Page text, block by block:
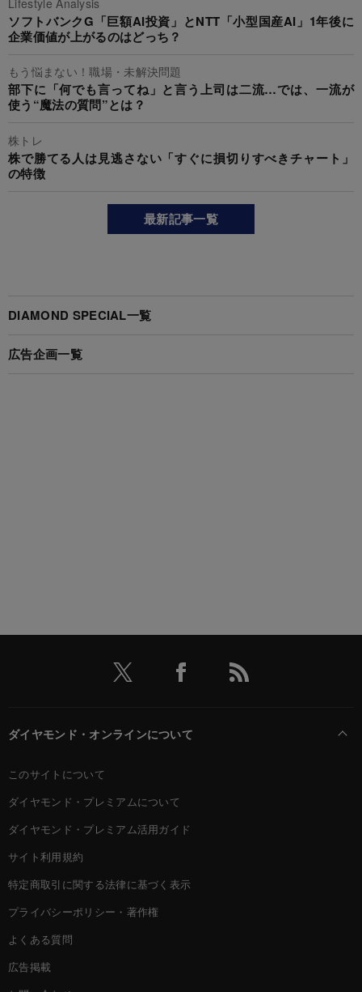
ソフトバンクG「巨額AI投資」とNTT「小型国産AI」1年後に
企業価値が上がるのはどっち？
もう悩まない！職場・未解決問題
部下に「何でも言ってね」と言う上司は二流…では、一流が
使う“魔法の質問”とは？
株トレ
株で勝てる人は見逃さない「すぐに損切りすべきチャート」
の特徴
最新記事一覧
DIAMOND SPECIAL一覧
広告企画一覧
ダイヤモンド・オンラインについて
このサイトについて
ダイヤモンド・プレミアムについて
ダイヤモンド・プレミアム活用ガイド
サイト利用規約
特定商取引に関する法律に基づく表示
プライバシーポリシー・著作権
よくある質問
広告掲載